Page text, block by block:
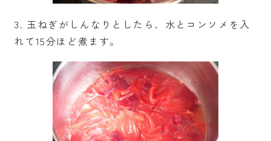
3. 玉ねぎがしんなりとしたら、水とコンソメを入
れて15分ほど煮ます。